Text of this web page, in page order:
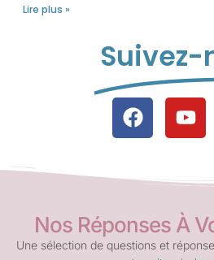
Lire plus »
Suivez-
Nos Réponses À
Une sélection de questions et